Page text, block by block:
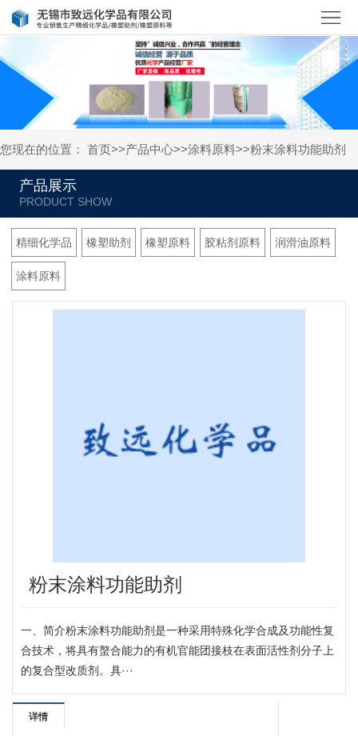
首
页
关
我
品
新
您现在的位置： 首页>>产品中心>>涂料原料>>粉末涂料功能助剂
产品展示
精细化学品 橡塑助剂 橡塑原料 胶粘剂原料 润滑油原料
涂料原料
粉末涂料功能助剂
一、简介粉末涂料功能助剂是一种采用特殊化学合成及功能性复
合技术，将具有螯合能力的有机官能团接枝在表面活性剂分子上
的复合型改质剂。具···
详情